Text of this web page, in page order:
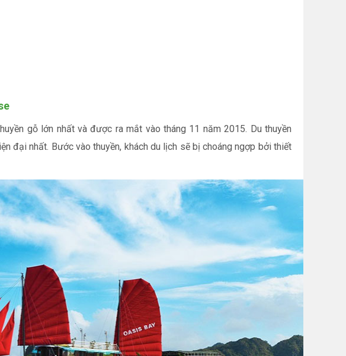
gỗ lớn nhất và được ra mắt vào tháng 11 năm 2015. Du thuyền
đại nhất. Bước vào thuyền, khách du lịch sẽ bị choáng ngợp bởi thiết